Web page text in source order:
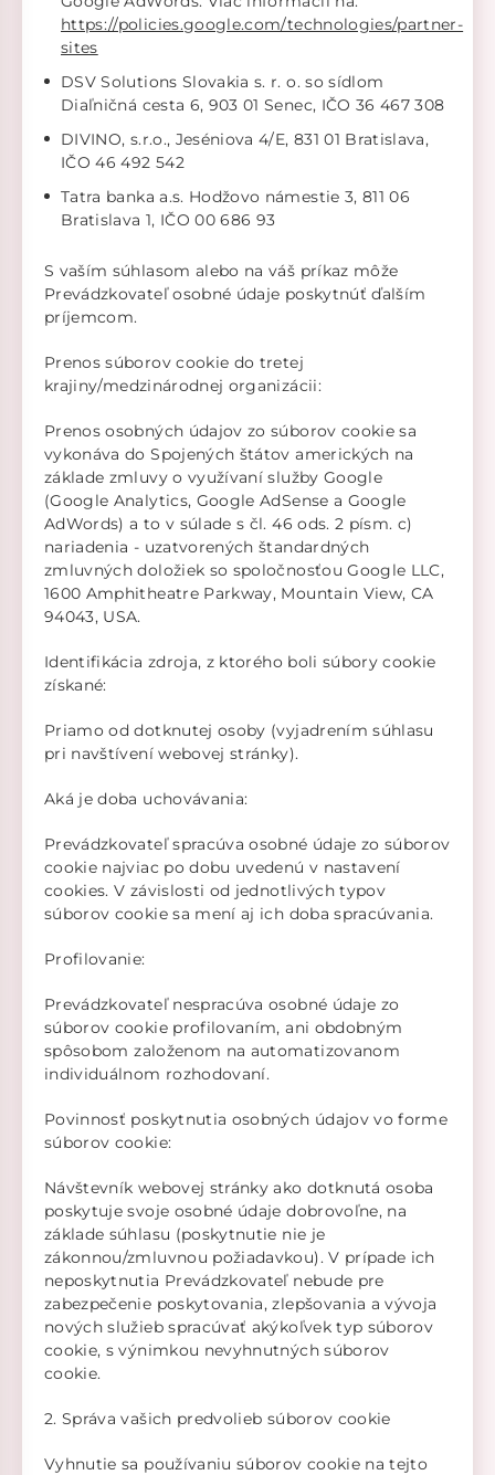
https://policies.google.com/technologies/partner-
sites
DSV Solutions Slovakia s. r. o. so sídlom
Diaľničná cesta 6, 903 01 Senec, IČO 36 467 308
DIVINO, s.r.o., Jeséniova 4/E, 831 01 Bratislava,
IČO 46 492 542
Tatra banka a.s. Hodžovo námestie 3, 811 06
Bratislava 1, IČO 00 686 93
S vaším súhlasom alebo na váš príkaz môže
Prevádzkovateľ osobné údaje poskytnúť ďalším
príjemcom.
Prenos súborov cookie do tretej
krajiny/medzinárodnej organizácii:
Prenos osobných údajov zo súborov cookie sa
vykonáva do Spojených štátov amerických na
základe zmluvy o využívaní služby Google
(Google Analytics, Google AdSense a Google
AdWords) a to v súlade s čl. 46 ods. 2 písm. c)
nariadenia - uzatvorených štandardných
zmluvných doložiek so spoločnosťou Google LLC,
1600 Amphitheatre Parkway, Mountain View, CA
94043, USA.
Identifikácia zdroja, z ktorého boli súbory cookie
získané:
Priamo od dotknutej osoby (vyjadrením súhlasu
pri navštívení webovej stránky).
Aká je doba uchovávania:
Prevádzkovateľ spracúva osobné údaje zo súborov
cookie najviac po dobu uvedenú v nastavení
cookies. V závislosti od jednotlivých typov
súborov cookie sa mení aj ich doba spracúvania.
Profilovanie:
Prevádzkovateľ nespracúva osobné údaje zo
súborov cookie profilovaním, ani obdobným
spôsobom založenom na automatizovanom
individuálnom rozhodovaní.
Povinnosť poskytnutia osobných údajov vo forme
súborov cookie:
Návštevník webovej stránky ako dotknutá osoba
poskytuje svoje osobné údaje dobrovoľne, na
základe súhlasu (poskytnutie nie je
zákonnou/zmluvnou požiadavkou). V prípade ich
neposkytnutia Prevádzkovateľ nebude pre
zabezpečenie poskytovania, zlepšovania a vývoja
nových služieb spracúvať akýkoľvek typ súborov
cookie, s výnimkou nevyhnutných súborov
cookie.
2. Správa vašich predvolieb súborov cookie
Vyhnutie sa používaniu súborov cookie na tejto